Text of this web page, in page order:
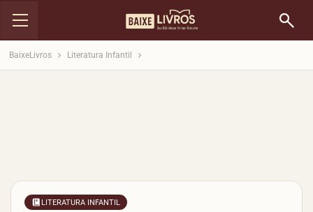
BaixeLivros Literatura Infantil
LITERATURA INFANTIL